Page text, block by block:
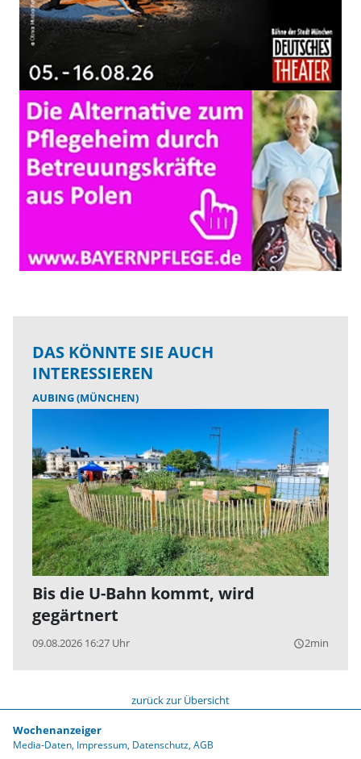
DAS KÖNNTE SIE AUCH
INTERESSIEREN
AUBING (MÜNCHEN)
Bis die U-Bahn kommt, wird
gegärtnert
09.08.2026 16:27 Uhr query_builder2min
zurück zur Übersicht
Wochenanzeiger
Media-Daten Impressum Datenschutz AGB